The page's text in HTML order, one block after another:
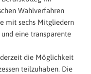
Wahlverfahren
mit sechs Mitgliedern
eine transparente
die Möglichkeit
teilzuhaben. Die